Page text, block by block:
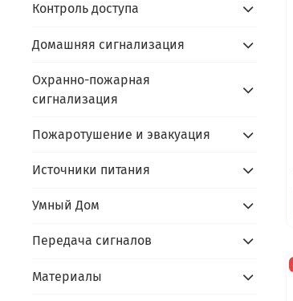
Контроль доступа
Домашняя сигнализация
Охранно-пожарная
сигнализация
Пожаротушение и эвакуация
Источники питания
Умный Дом
Передача сигналов
Материалы